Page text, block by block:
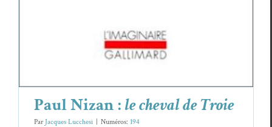
Paul Nizan :le cheval de Troie
Par Jacques Lucchesi Numéros: 194